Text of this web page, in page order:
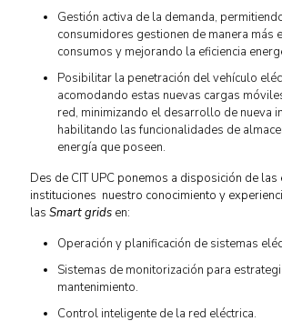
Gestión activa de la demanda,
consumidores gestionen de manera más
consumos y mejorando la eficiencia
Posibilitar la penetración del vehículo
acomodando estas nuevas cargas
red, minimizando el desarrollo de nueva
habilitando las funcionalidades de
energía que poseen.
Des de CIT UPC ponemos a disposición de las
instituciones nuestro conocimiento y
las Smart grids en:
Operación y planificación de sistemas
Sistemas de monitorización para
mantenimiento.
Control inteligente de la red eléctrica.